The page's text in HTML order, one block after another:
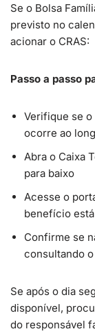
Se o Bolsa
previsto no
acionar o CRAS:
Passo a passo
Verifique se
ocorre ao
Abra o Caixa
para baixo
Acesse o
benefício
Confirme se
consultando
Se após o dia
disponível,
do responsável